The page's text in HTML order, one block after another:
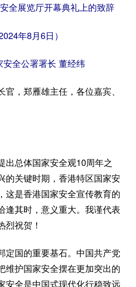
丛 法治进行时
法律数据库
全展览厅开幕典礼上的致辞
2024年8月6日）
安全公署署长 董经纬
，郑雁雄主任，各位嘉宾、
总体国家安全观10周年之
的关键时期，香港特区国家安
这是香港国家安全宣传教育的
逢其时，意义重大。我谨代表
烈祝贺！
国的重要基石。中国共产党
维护国家安全摆在更加突出的
安全是中国式现代化行稳致远